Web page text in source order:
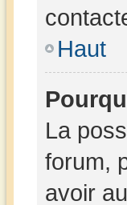
Haut
La
forum,
avoir